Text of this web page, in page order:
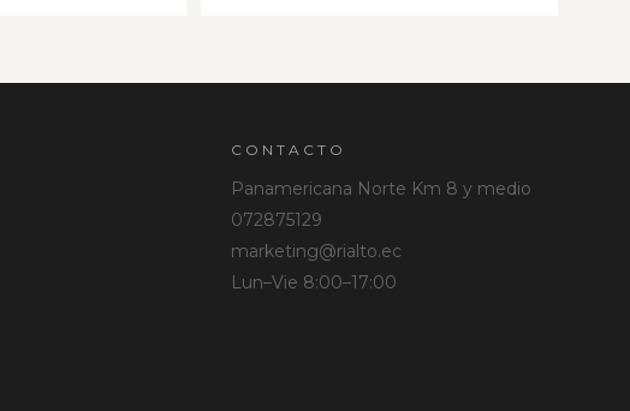
CONTACTO
Panamericana Norte Km 8 y medio
072875129
marketing@rialto.ec
Lun–Vie 8:00–17:00